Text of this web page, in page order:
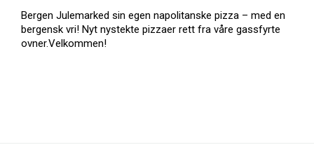
Bergen Julemarked sin egen napolitanske pizza – med en
bergensk vri! Nyt nystekte pizzaer rett fra våre gassfyrte
ovner.Velkommen!